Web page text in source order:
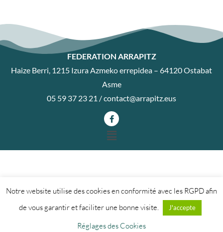
FEDERATION ARRAPITZ
Haize Berri, 1215 Izura Azmeko errepidea – 64120 Ostabat
Asme
05 59 37 23 21 /contact@arrapitz.eus
Notre website utilise des cookies en conformité avec les RGPD afin
de vous garantir et faciliter une bonne visite.
J'accepte
Réglages des Cookies